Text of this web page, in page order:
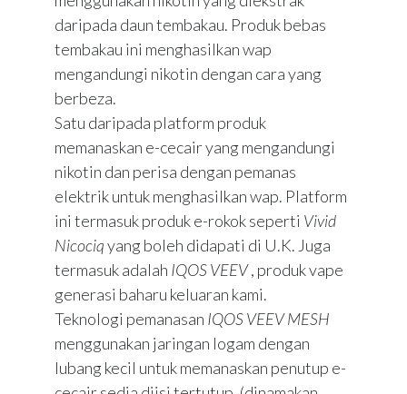
daripada daun tembakau. Produk bebas
tembakau ini menghasilkan wap
mengandungi nikotin dengan cara yang
berbeza.
Satu daripada platform produk
memanaskan e-cecair yang mengandungi
nikotin dan perisa dengan pemanas
elektrik untuk menghasilkan wap. Platform
ini termasuk produk e-rokok seperti Vivid
Nicociqyang boleh didapati di U.K. Juga
termasuk adalah IQOS VEEV, produk vape
generasi baharu keluaran kami.
Teknologi pemanasan IQOS VEEV MESH
menggunakan jaringan logam dengan
lubang kecil untuk memanaskan penutup e-